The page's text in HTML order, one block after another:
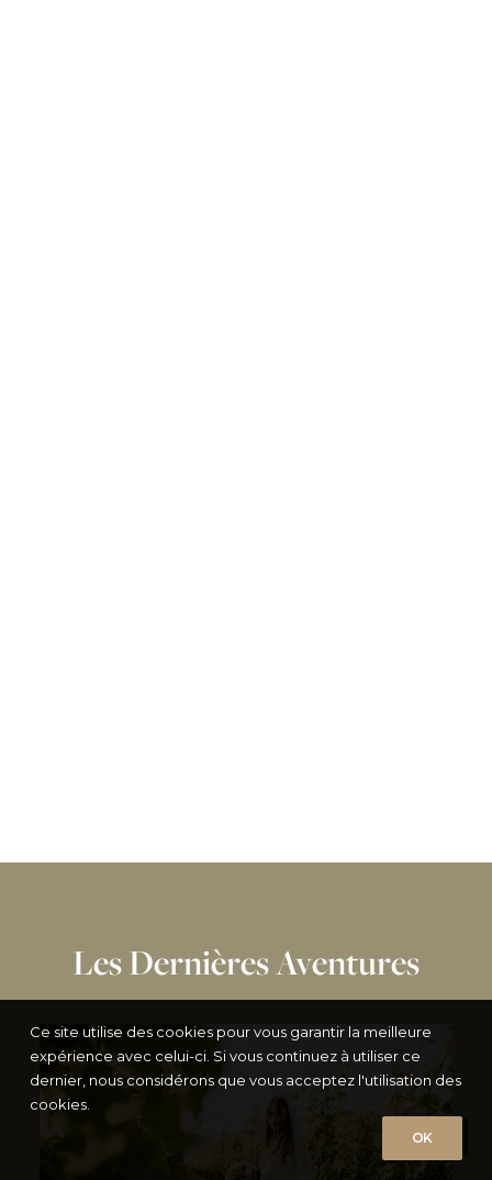
Les Dernières Aventures
Ce site utilise des cookies pour vous garantir la meilleure
expérience avec celui-ci. Si vous continuez à utiliser ce
dernier, nous considérons que vous acceptez l'utilisation des
cookies.
OK